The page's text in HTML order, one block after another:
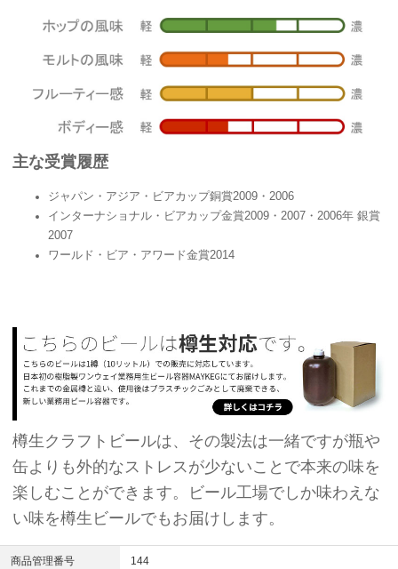
主な受賞履歴
ジャパン・アジア・ビアカップ銅賞2009・2006
インターナショナル・ビアカップ金賞2009・2007・2006年 銀賞
2007
ワールド・ビア・アワード金賞2014
樽生クラフトビールは、その製法は一緒ですが瓶や
缶よりも外的なストレスが少ないことで本来の味を
楽しむことができます。ビール工場でしか味わえな
い味を樽生ビールでもお届けします。
商品管理番号 144